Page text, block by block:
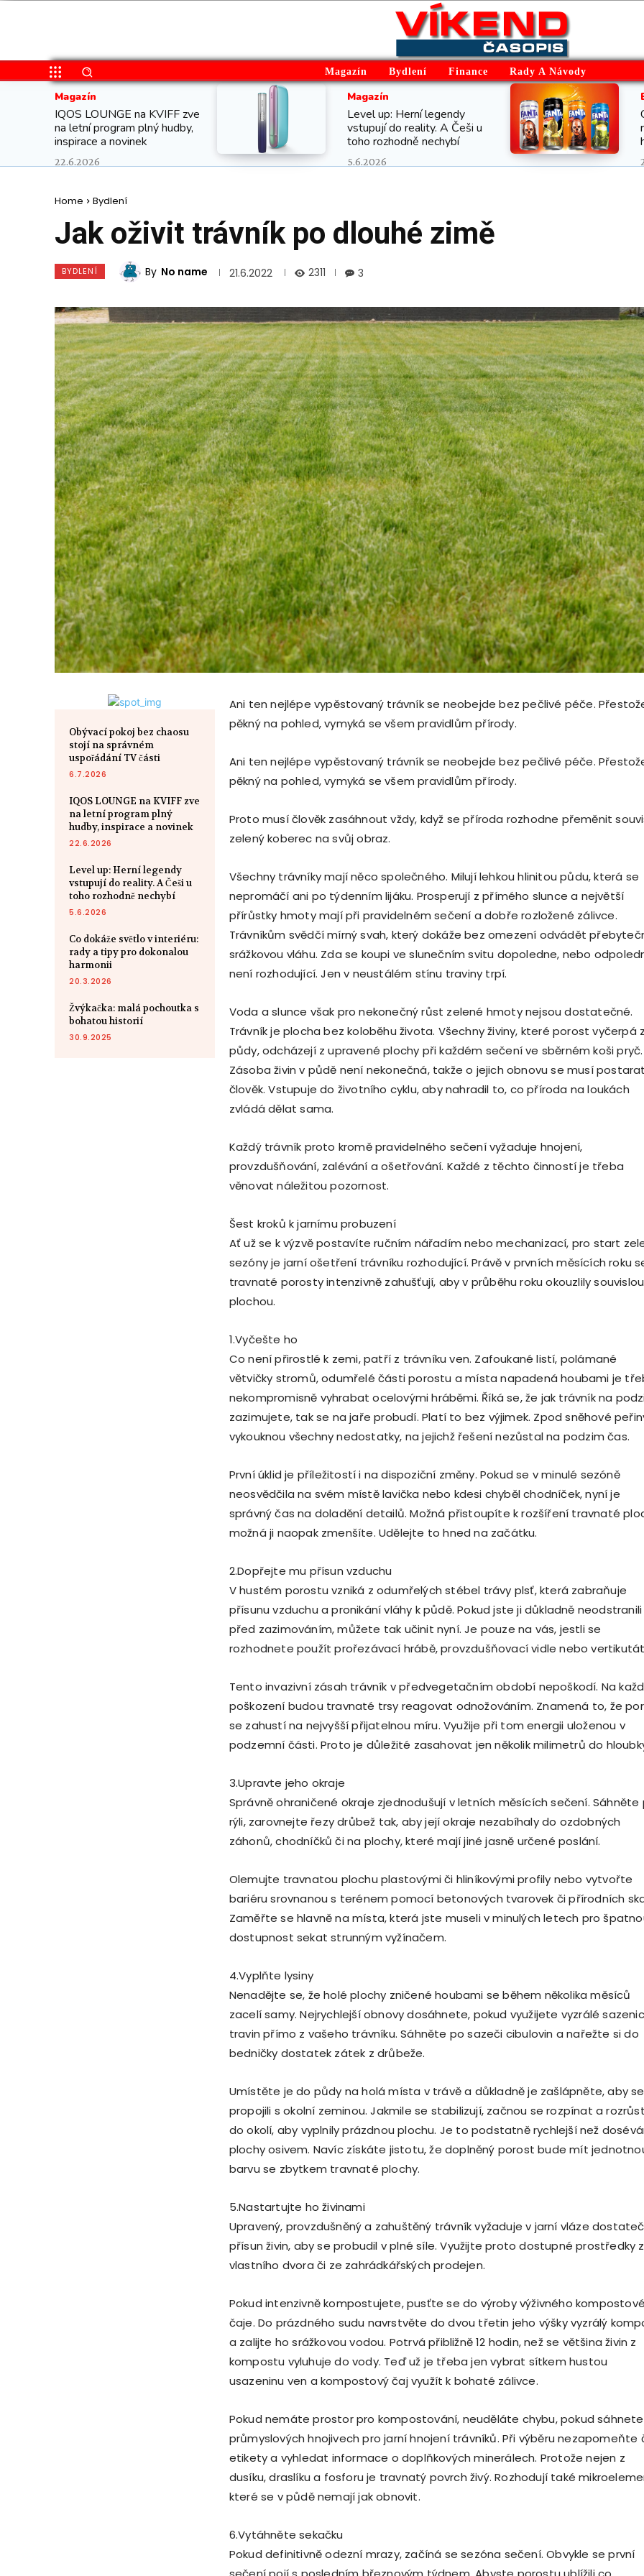
Magazín Bydlení Finance Rady A Návody
Magazín
IQOS LOUNGE na KVIFF zve
na letní program plný hudby,
inspirace a novinek
22.6.2026
Magazín
Level up: Herní legendy
vstupují do reality. A Češi u
toho rozhodně nechybí
5.6.2026
Home Bydlení
Jak oživit trávník po dlouhé zimě
BYDLENÍ By No name 21.6.2022 2311 3
Obývací pokoj bez chaosu
stojí na správném
uspořádání TV části
6.7.2026
IQOS LOUNGE na KVIFF zve
na letní program plný
hudby, inspirace a novinek
22.6.2026
Level up: Herní legendy
vstupují do reality. A Češi u
toho rozhodně nechybí
5.6.2026
Co dokáže světlo v interiéru:
rady a tipy pro dokonalou
harmonii
20.3.2026
Žvýkačka: malá pochoutka s
bohatou historií
30.9.2025
Ani ten nejlépe vypěstovaný trávník se neobejde bez pečlivé péče.
pěkný na pohled, vymyká se všem pravidlům přírody.
Ani ten nejlépe vypěstovaný trávník se neobejde bez pečlivé péče.
pěkný na pohled, vymyká se všem pravidlům přírody.
Proto musí člověk zasáhnout vždy, když se příroda rozhodne přeměnit
zelený koberec na svůj obraz.
Všechny trávníky mají něco společného. Milují lehkou hlinitou půdu, která se
nepromáčí ani po týdenním lijáku. Prosperují z přímého slunce a největší
přírůstky hmoty mají při pravidelném sečení a dobře rozložené zálivce.
Trávníkům svědčí mírný svah, který dokáže bez omezení odvádět
srážkovou vláhu. Zda se koupi ve slunečním svitu dopoledne, nebo
není rozhodující. Jen v neustálém stínu traviny trpí.
Voda a slunce však pro nekonečný růst zelené hmoty nejsou dostatečné.
Trávník je plocha bez koloběhu života. Všechny živiny, které porost vyčerpá z
půdy, odcházejí z upravené plochy při každém sečení ve sběrném koši pryč.
Zásoba živin v půdě není nekonečná, takže o jejich obnovu se musí postarat
člověk. Vstupuje do životního cyklu, aby nahradil to, co příroda na loukách
zvládá dělat sama.
Každý trávník proto kromě pravidelného sečení vyžaduje hnojení,
provzdušňování, zalévání a ošetřování. Každé z těchto činností je třeba
věnovat náležitou pozornost.
Šest kroků k jarnímu probuzení
Ať už se k výzvě postavíte ručním nářadím nebo mechanizací, pro start
sezóny je jarní ošetření trávníku rozhodující. Právě v prvních měsících roku
travnaté porosty intenzivně zahušťují, aby v průběhu roku okouzlily souvislou
plochou.
1.Vyčešte ho
Co není přirostlé k zemi, patří z trávníku ven. Zafoukané listí, polámané
větvičky stromů, odumřelé části porostu a místa napadená houbami je
nekompromisně vyhrabat ocelovými hráběmi. Říká se, že jak trávník na
zazimujete, tak se na jaře probudí. Platí to bez výjimek. Zpod sněhové
vykouknou všechny nedostatky, na jejichž řešení nezůstal na podzim čas.
První úklid je příležitostí i na dispoziční změny. Pokud se v minulé sezóně
neosvědčila na svém místě lavička nebo kdesi chyběl chodníček, nyní je
správný čas na doladění detailů. Možná přistoupíte k rozšíření travnaté
možná ji naopak zmenšíte. Udělejte to hned na začátku.
2.Dopřejte mu přísun vzduchu
V hustém porostu vzniká z odumřelých stébel trávy plsť, která zabraňuje
přísunu vzduchu a pronikání vláhy k půdě. Pokud jste ji důkladně neodstranili
před zazimováním, můžete tak učinit nyní. Je pouze na vás, jestli se
rozhodnete použít prořezávací hrábě, provzdušňovací vidle nebo
Tento invazivní zásah trávník v předvegetačním období nepoškodí. Na
poškození budou travnaté trsy reagovat odnožováním. Znamená to, že
se zahustí na nejvyšší přijatelnou míru. Využije při tom energii uloženou v
podzemní části. Proto je důležité zasahovat jen několik milimetrů do
3.Upravte jeho okraje
Správně ohraničené okraje zjednodušují v letních měsících sečení. Sáhněte
rýli, zarovnejte řezy drůbež tak, aby její okraje nezabíhaly do ozdobných
záhonů, chodníčků či na plochy, které mají jiné jasně určené poslání.
Olemujte travnatou plochu plastovými či hliníkovými profily nebo vytvořte
bariéru srovnanou s terénem pomocí betonových tvarovek či přírodních
Zaměřte se hlavně na místa, která jste museli v minulých letech pro
dostupnost sekat strunným vyžínačem.
4.Vyplňte lysiny
Nenadějte se, že holé plochy zničené houbami se během několika měsíců
zacelí samy. Nejrychlejší obnovy dosáhnete, pokud využijete vyzrálé
travin přímo z vašeho trávníku. Sáhněte po sazeči cibulovin a nařežte si do
bedničky dostatek zátek z drůbeže.
Umístěte je do půdy na holá místa v trávě a důkladně je zašlápněte, aby se
propojili s okolní zeminou. Jakmile se stabilizují, začnou se rozpínat a
do okolí, aby vyplnily prázdnou plochu. Je to podstatně rychlejší než
plochy osivem. Navíc získáte jistotu, že doplněný porost bude mít
barvu se zbytkem travnaté plochy.
5.Nastartujte ho živinami
Upravený, provzdušněný a zahuštěný trávník vyžaduje v jarní vláze
přísun živin, aby se probudil v plné síle. Využijte proto dostupné prostředky z
vlastního dvora či ze zahrádkářských prodejen.
Pokud intenzivně kompostujete, pusťte se do výroby výživného
čaje. Do prázdného sudu navrstvěte do dvou třetin jeho výšky vyzrálý
a zalijte ho srážkovou vodou. Potrvá přibližně 12 hodin, než se většina živin z
kompostu vyluhuje do vody. Teď už je třeba jen vybrat sítkem hustou
usazeninu ven a kompostový čaj využít k bohaté zálivce.
Pokud nemáte prostor pro kompostování, neuděláte chybu, pokud
průmyslových hnojivech pro jarní hnojení trávníků. Při výběru nezapomeňte
etikety a vyhledat informace o doplňkových minerálech. Protože nejen z
dusíku, draslíku a fosforu je travnatý povrch živý. Rozhodují také
které se v půdě nemají jak obnovit.
6.Vytáhněte sekačku
Pokud definitivně odezní mrazy, začíná se sezóna sečení. Obvykle se první